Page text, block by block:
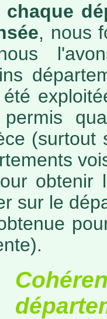
chaque
, nous
(surtout
obtenir
sur le